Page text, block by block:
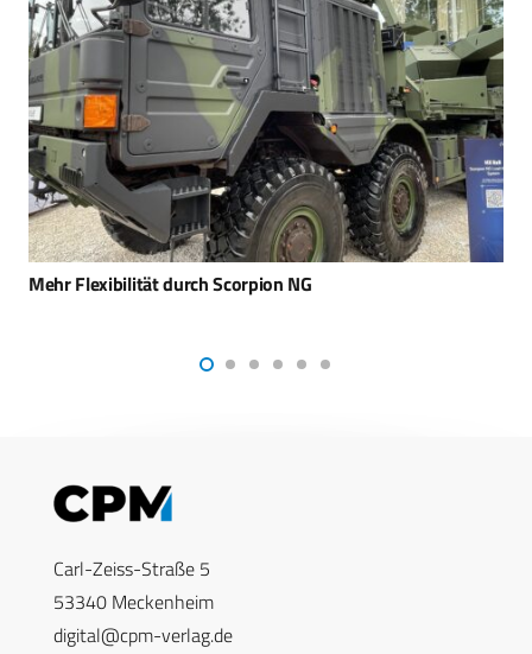
Loitering Munition FV-014 vorgeführt – Erfolgreiche
Carl-Zeiss-Straße 5
53340 Meckenheim
digital@cpm-verlag.de